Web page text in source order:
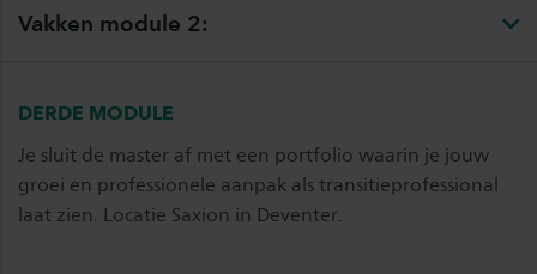
Vakken module 2:
DERDE MODULE
Je sluit de master af met een portfolio waarin je jouw
groei en professionele aanpak als transitieprofessional
laat zien. Locatie Saxion in Deventer.